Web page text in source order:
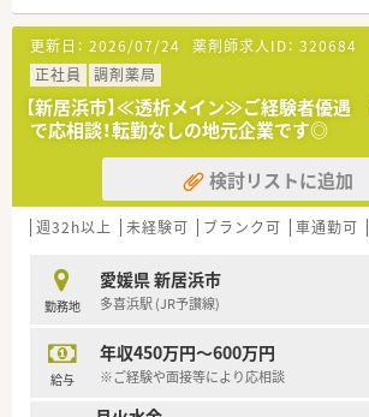
【募集背景と求める人物像について】
■欠員補充のため、即戦力として現場に入
富な薬剤師の方を急募しています。
■将来的に管理薬剤師として店舗運営をお
任感と意欲のある方を求めています。
■一人薬剤師の時間帯に対応できるスキル
で業務を進めたい方に適しています。
【法人特徴について】
■新居浜市内にて2店舗を展開している地
■転居を伴う店舗異動が発生しないため、
据えて長く働き続けることができます。
■社長自身も薬剤師資格を保有して現場に
更新日： 2026/07/24 薬剤師求人ID： 320684
正社員
調剤薬局
【新居浜市】≪透析メイン≫ご経験者優遇
で応相談！転勤なしの地元企業です◎
検討リストに追加
週32h以上 未経験可 ブランク可 車通勤可
勤務地
愛媛県 新居浜市
多喜浜駅 (JR予讃線)
給与
年収450万円～600万円
※ご経験や面接等により応相談